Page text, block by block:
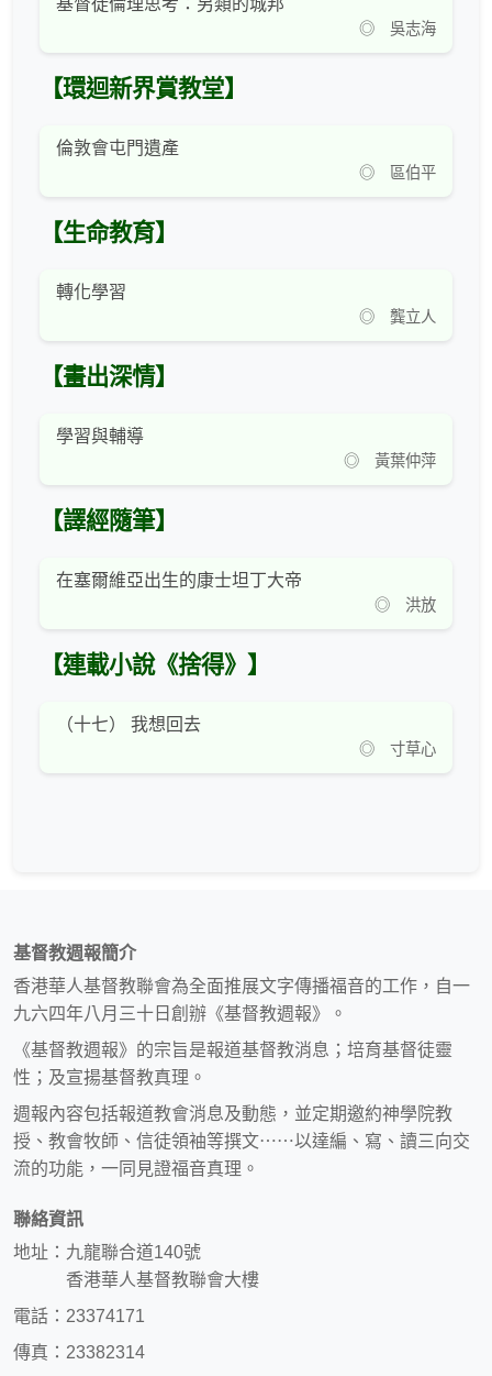
基督徒倫理思考：另類的城邦
◎ 吳志海
【環迴新界賞教堂】
倫敦會屯門遺產
◎ 區伯平
【生命教育】
轉化學習
◎ 龔立人
【畫出深情】
學習與輔導
◎ 黃葉仲萍
【譯經隨筆】
在塞爾維亞出生的康士坦丁大帝
◎ 洪放
【連載小說《捨得》】
（十七） 我想回去
◎ 寸草心
基督教週報簡介
香港華人基督教聯會為全面推展文字傳播福音的工作，自一
九六四年八月三十日創辦《基督教週報》。
《基督教週報》的宗旨是報道基督教消息；培育基督徒靈
性；及宣揚基督教真理。
週報內容包括報道教會消息及動態，並定期邀約神學院教
授、教會牧師、信徒領袖等撰文⋯⋯以達編、寫、讀三向交
流的功能，一同見證福音真理。
聯絡資訊
地址：九龍聯合道140號
香港華人基督教聯會大樓
電話：23374171
傳真：23382314